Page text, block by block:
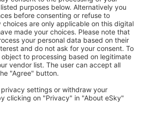
erneut mit anderen Suchkriterien.
Rechte vorbehalten.